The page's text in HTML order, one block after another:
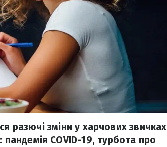
разючі зміни у харчових звичках
COVID-19, турбота про